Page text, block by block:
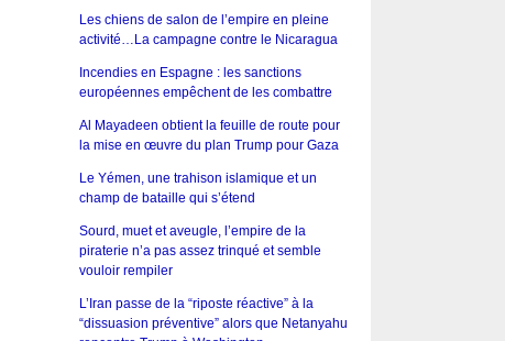
Les chiens de salon de l’empire en pleine
activité…La campagne contre le Nicaragua
Incendies en Espagne : les sanctions
européennes empêchent de les combattre
Al Mayadeen obtient la feuille de route pour
la mise en œuvre du plan Trump pour Gaza
Le Yémen, une trahison islamique et un
champ de bataille qui s’étend
Sourd, muet et aveugle, l’empire de la
piraterie n’a pas assez trinqué et semble
vouloir rempiler
L’Iran passe de la “riposte réactive” à la
“dissuasion préventive” alors que Netanyahu